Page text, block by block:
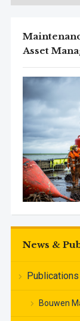
Asset
News &
Publications
Bouwen